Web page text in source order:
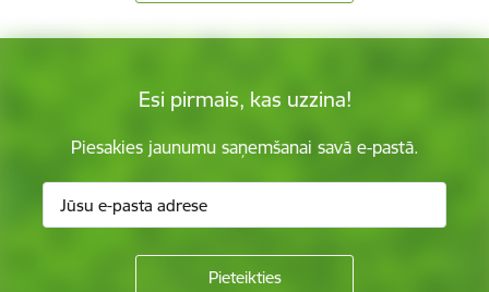
Esi pirmais, kas uzzina!
Piesakies jaunumu saņemšanai savā e-pastā.